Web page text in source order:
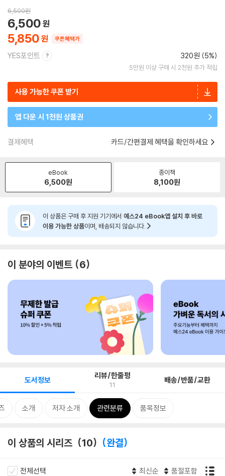
6,500원
5,850
6,500
쿠폰혜택가
YES포인트 320원 (5%)
5만원 이상 구매 시 2천원 추가 적립
사용 가능한 쿠폰 받기
앱 다운 시 1천원 상품권
결제혜택 카드/간편결제 혜택을 확인하세요
eBook
6,500원
종이책
8,100원
이 상품은 구매 후 지원 기기에서 예스24 eBook앱 설치 후 바로
이용 가능한 상품이며, 배송되지 않습니다.
이 분야의 이벤트 6
도서정보 리뷰/한줄평
11 배송/반품/교환
소개 저자 소개 관련분류 품목정보
이 상품의 시리즈 10 완결
전체선택 최신순 품절포함